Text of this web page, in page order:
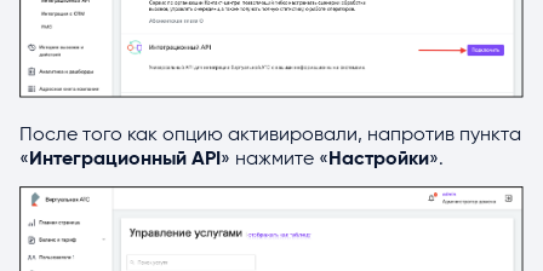
После того как опцию активировали, напротив пункта
«Интеграционный API» нажмите «Настройки».